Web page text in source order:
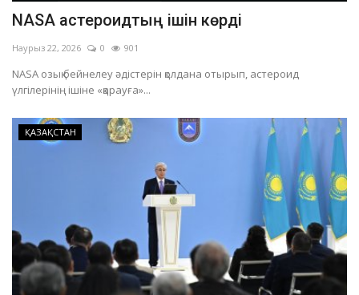
NASA астероидтың ішін көрді
Наурыз 22, 2026 0 901
NASA озық бейнелеу әдістерін қолдана отырып, астероид
үлгілерінің ішіне «қарауға»...
ҚАЗАҚСТАН